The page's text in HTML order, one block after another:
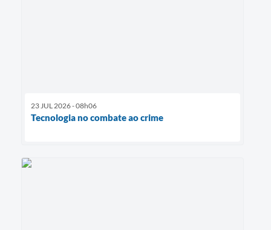
23 JUL 2026 - 08h06
Tecnologia no combate ao crime